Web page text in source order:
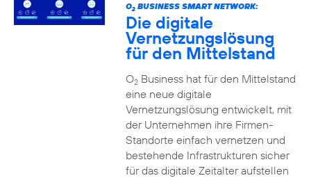
O2BUSINESS SMART NETWORK:
Die digitale
Vernetzungslösung
für den Mittelstand
O2Business hat für den Mittelstand
eine neue digitale
Vernetzungslösung entwickelt, mit
der Unternehmen ihre Firmen-
Standorte einfach vernetzen und
bestehende Infrastrukturen sicher
für das digitale Zeitalter aufstellen